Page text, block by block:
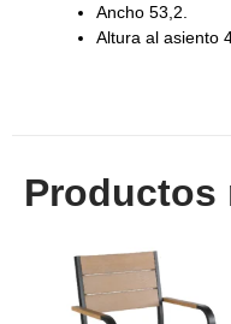
Ancho 53,2.
Altura al asiento
Productos